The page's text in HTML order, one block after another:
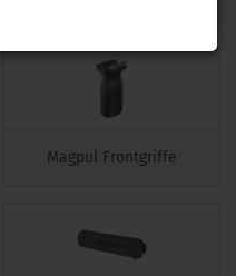
Magpul Frontgriffe